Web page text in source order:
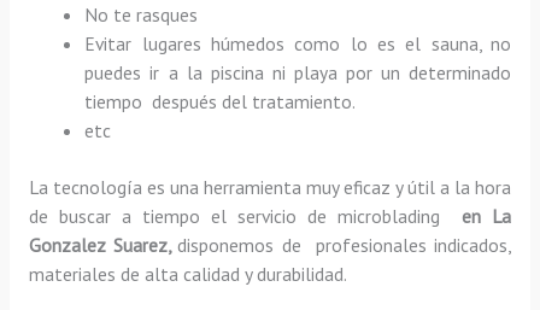
No te rasques
Evitar lugares húmedos como lo es el sauna, no
puedes ir a la piscina ni playa por un determinado
tiempo después del tratamiento.
etc
La tecnología es una herramienta muy eficaz y útil a la hora
de buscar a tiempo el servicio de microblading en La
Gonzalez Suarez,disponemos de profesionales indicados,
materiales de alta calidad y durabilidad.